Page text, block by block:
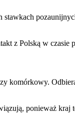
z Polską w czasie
komórkowy.
ponieważ kraj